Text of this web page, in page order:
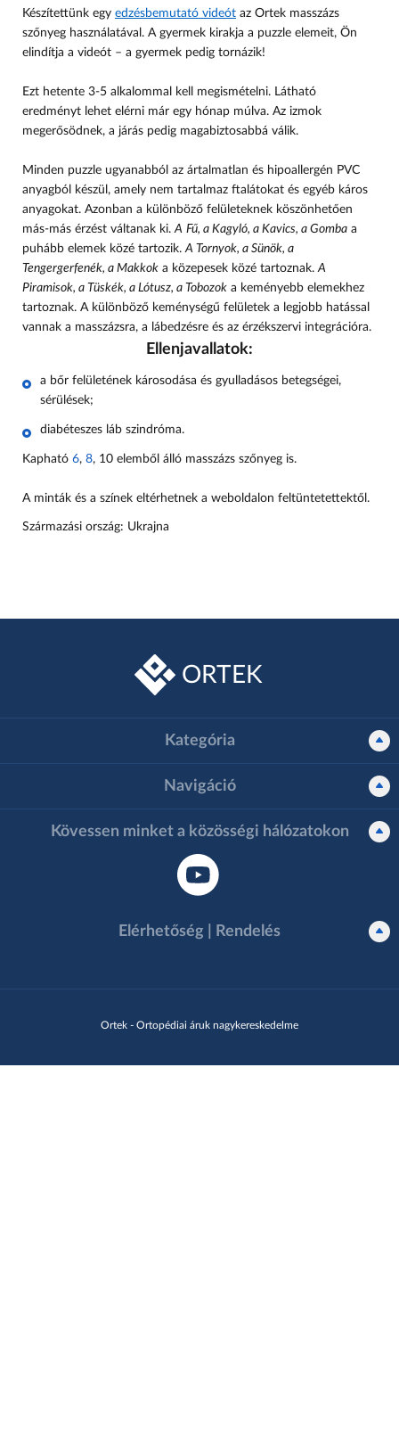
Készítettünk egy edzésbemutató videót az Ortek masszázs
szőnyeg használatával. A gyermek kirakja a puzzle elemeit, Ön
elindítja a videót – a gyermek pedig tornázik!
Ezt hetente 3-5 alkalommal kell megismételni. Látható
eredményt lehet elérni már egy hónap múlva. Az izmok
megerősödnek, a járás pedig magabiztosabbá válik.
Minden puzzle ugyanabból az ártalmatlan és hipoallergén PVC
anyagból készül, amely nem tartalmaz ftalátokat és egyéb káros
anyagokat. Azonban a különböző felületeknek köszönhetően
más-más érzést váltanak ki.A Fű, a Kagyló, a Kavics, a Gomba a
puhább elemek közé tartozik.A Tornyok, a Sünök, a
Tengergerfenék, a Makkok a közepesek közé tartoznak. A
Piramisok, a Tüskék, a Lótusz, a Tobozok a keményebb elemekhez
tartoznak. A különböző keménységű felületek a legjobb hatással
vannak a masszázsra, a lábedzésre és az érzékszervi integrációra.
Ellenjavallatok:
a bőr felületének károsodása és gyulladásos betegségei,
sérülések;
diabéteszes láb szindróma.
Kapható 6, 8, 10 elemből álló masszázs szőnyeg is.
A minták és a színek eltérhetnek a weboldalon feltüntetettektől.
Származási ország: Ukrajna
ORTEK
Ortek - Ortopédiai áruk nagykereskedelme
Kategória
Navigáció
Kövessen minket a közösségi hálózatokon
Elérhetőség | Rendelés